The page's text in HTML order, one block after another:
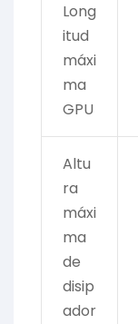
Long
itud
máxi
ma
GPU
Altu
ra
máxi
ma
de
disip
ador